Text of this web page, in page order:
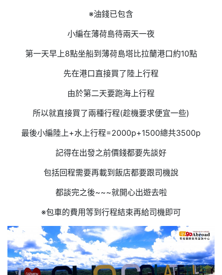
※油錢已包含
小編在薄荷島待兩天一夜
第一天早上8點坐船到薄荷島塔比拉蘭港口約10點
先在港口直接買了陸上行程
由於第二天要跑海上行程
所以就直接買了兩種行程(趁機要求便宜一些)
最後小編陸上+水上行程=2000p+1500總共3500p
記得在出發之前價錢都要先談好
包括回程需要再載到飯店都要跟司機說
都談完之後~~~就開心出遊去啦
※包車的費用等到行程結束再給司機即可